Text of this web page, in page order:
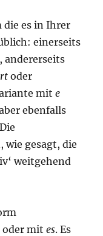
die es in Ihrer
einerseits
, andererseits
oder
mite
ebenfalls
wie gesagt, die
weitgehend
oder mites. Es